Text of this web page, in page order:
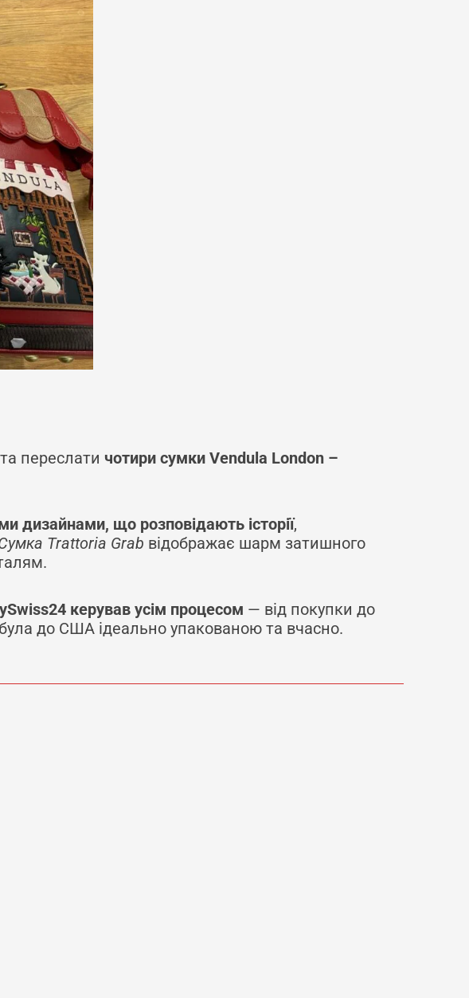
переслати чотири сумки Vendula London –
дизайнами, що розповідають історії,
Trattoria Grab відображає шарм затишного
керував усім процесом — від покупки до
до США ідеально упакованою та вчасно.